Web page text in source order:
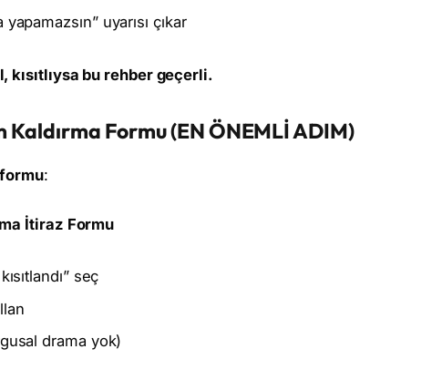
uyarısı çıkar
kısıtlıysa bu rehber geçerli.
Formu (EN ÖNEMLİ ADIM)
:
İtiraz Formu
seç
drama yok)